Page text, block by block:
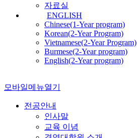
자료실
ENGLISH
Chinese(1-Year program)
Korean(2-Year Program)
Vietnamese(2-Year Program)
Burmese(2-Year program)
English(2-Year program)
모바일메뉴열기
전공안내
인사말
교육 이념